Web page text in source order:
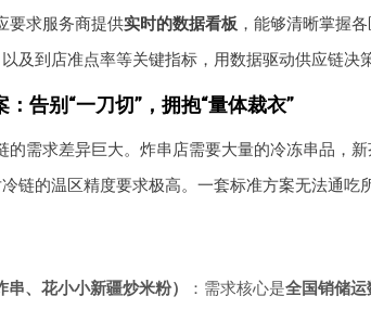
要求服务商提供实时的数据看板 ，能够清晰掌握
及到店准点率等关键指标，用数据驱动供应链决
告别“一刀切”，拥抱“量体裁衣”
的需求差异巨大。炸串店需要大量的冷冻串品，
链的温区精度要求极高。一套标准方案无法通吃
、花小小新疆炒米粉） ：需求核心是全国销储